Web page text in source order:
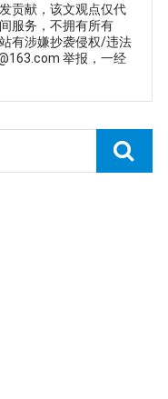
贡献，该文观点仅代
服务，不拥有所有
有涉嫌抄袭侵权/违法
举报，一经